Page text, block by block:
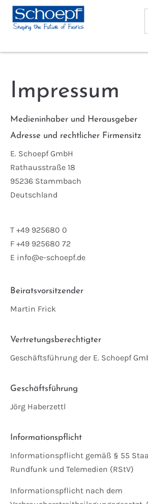
Impressum
Medieninhaber und Herausgeber
Adresse und rechtlicher Firmensitz
E. Schoepf GmbH
Rathausstraße 18
95236 Stammbach
Deutschland
T +49 925680 0
F +49 925680 72
E info@e-schoepf.de
Beiratsvorsitzender
Martin Frick
Vertretungsberechtigter
Geschäftsführung der E. Schoepf
Geschäftsführung
Jörg Haberzettl
Informationspflicht
Informationspflicht gemäß § 55
Rundfunk und Telemedien (RStV)
Informationspflicht nach dem